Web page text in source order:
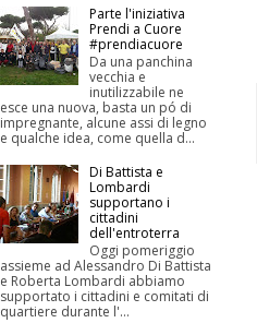
Parte l'iniziativa
Prendi a Cuore
#prendiacuore
Da una panchina
vecchia e
inutilizzabile ne
esce una nuova, basta un pó di
impregnante, alcune assi di legno
e qualche idea, come quella d...
Di Battista e
Lombardi
supportano i
cittadini
dell'entroterra
Oggi pomeriggio
assieme ad Alessandro Di Battista
e Roberta Lombardi abbiamo
supportato i cittadini e comitati di
quartiere durante l'...